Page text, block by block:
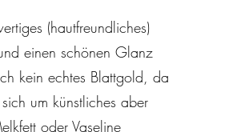
(hautfreundliches)
einen schönen Glanz
kein echtes Blattgold, da
um künstliches aber
oder Vaseline